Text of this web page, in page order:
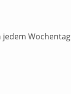
jedem Wochentag